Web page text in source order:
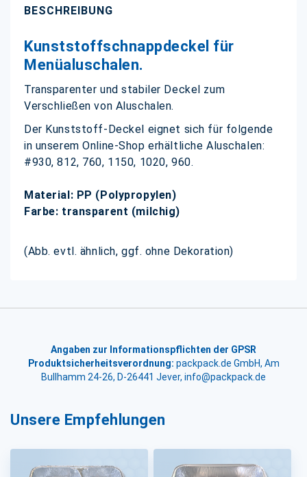
BESCHREIBUNG
Kunststoffschnappdeckel für
Menüaluschalen.
Transparenter und stabiler Deckel zum
Verschließen von Aluschalen.
Der Kunststoff-Deckel eignet sich für folgende
in unserem Online-Shop erhältliche Aluschalen:
#930, 812, 760, 1150, 1020, 960.
Material: PP (Polypropylen)
Farbe: transparent (milchig)
(Abb. evtl. ähnlich, ggf. ohne Dekoration)
Angaben zur Informationspflichten der GPSR
Produktsicherheitsverordnung: packpack.de GmbH, Am
Bullhamm 24-26, D-26441 Jever, info@packpack.de
Unsere Empfehlungen